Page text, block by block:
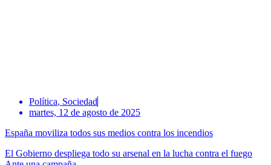
Política, Sociedad
martes, 12 de agosto de 2025
España moviliza todos sus medios contra los incendios
El Gobierno despliega todo su arsenal en la lucha contra el fuego